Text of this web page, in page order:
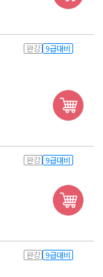
완강 9급대비
완강 9급대비
완강 9급대비